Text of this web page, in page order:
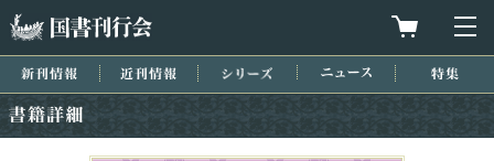
買物カゴを
新刊情報 近刊情報 シリーズ ニュース